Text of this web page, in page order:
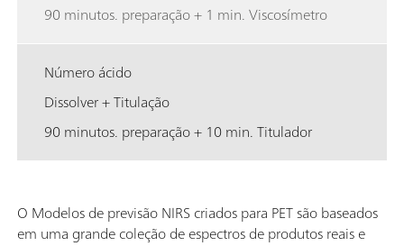
90 minutos. preparação + 1 min. Viscosímetro
Número ácido
Dissolver + Titulação
90 minutos. preparação + 10 min. Titulador
O Modelos de previsão NIRS criados para PET são baseados
em uma grande coleção de espectros de produtos reais e